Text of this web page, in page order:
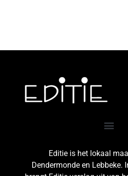
Editie is het lokaal
Dendermonde en Lebbeke.